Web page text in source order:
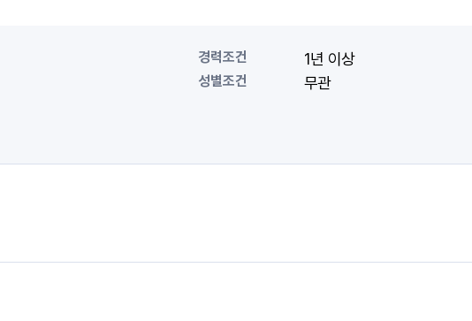
경력조건 1년 이상
성별조건 무관